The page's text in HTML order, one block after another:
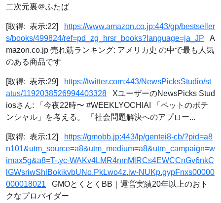
二次元裏＠ふたば
[取得: 表示:22]
https://www.amazon.co.jp:443/gp/bestseller
s/books/499824/ref=pd_zg_hrsr_books?language=ja_JP A
mazon.co.jp 売れ筋ランキング: アメリカ史 の中で最も人気
のある商品です
[取得: 表示:29]
https://twitter.com:443/NewsPicksStudio/st
atus/1192038526994403328 XユーザーのNewsPicks Stud
iosさん: 「今夜22時〜 #WEEKLYOCHIAI 「ペットのポテ
ンシャル」を考える。 「社会問題解決へのアプロー...
[取得: 表示:12]
https://gmobb.jp:443/lp/gentei8-cb/?pid=a8
n101&utm_source=a8&utm_medium=a8&utm_campaign=w
imax5g&a8=T-.yc-WAKv4LMR4nmMlRCs4EWCCnGv6nkC
lGWsriwShlBokikvbUNo.PkLwo4z.iw-NUKp.gypFnxs00000
000018021 GMOとくとくBB｜運営実績20年以上のおト
クなプロバイダー